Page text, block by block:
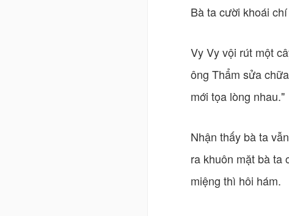
Bà ta cười khoái
Vy Vy vội rút một
ông Thẩm sửa
mới tọa lòng nhau."
Nhận thấy bà ta
ra khuôn mặt bà ta
miệng thì hôi hám.